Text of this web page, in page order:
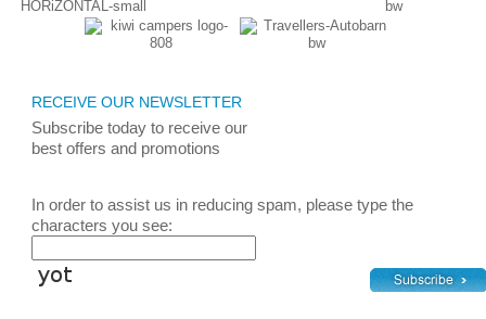
RECEIVE OUR NEWSLETTER
Subscribe today to receive our
best offers and promotions
In order to assist us in reducing spam, please type the
characters you see: